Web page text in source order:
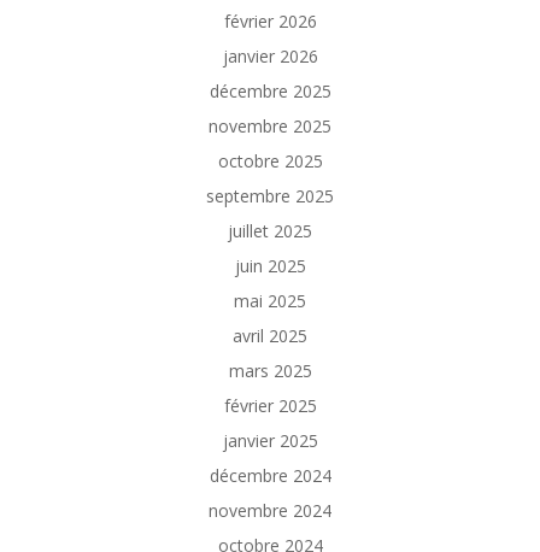
février 2026
janvier 2026
décembre 2025
novembre 2025
octobre 2025
septembre 2025
juillet 2025
juin 2025
mai 2025
avril 2025
mars 2025
février 2025
janvier 2025
décembre 2024
novembre 2024
octobre 2024